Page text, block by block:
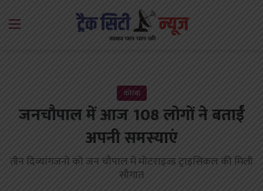
Menu
कोरबा
जनचौपाल में आज 108 लोगों ने बताईं
अपनी समस्याएं
तीन दिव्यांगजनो को जन चौपाल में मोटराइज्ड ट्राइसिकल की मिली
सौगात